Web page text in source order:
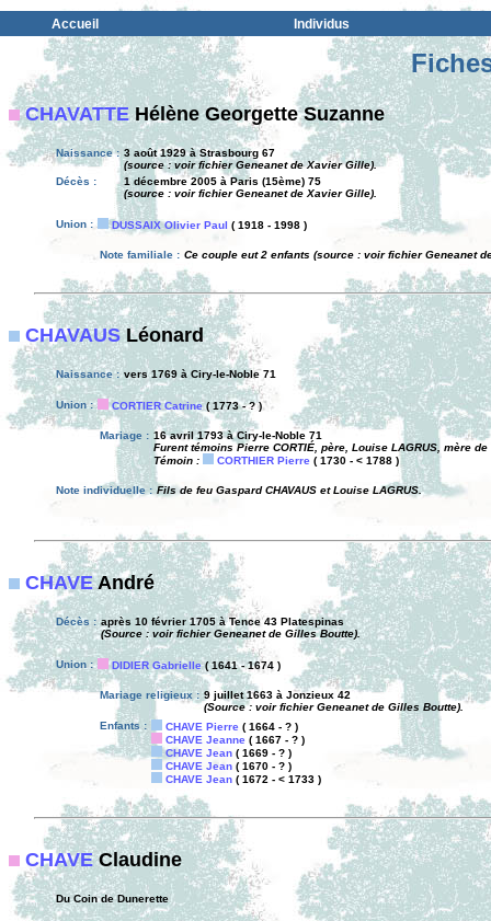
Accueil Individus
CHAVATTEHélène Georgette Suzanne
Naissance : 3 août 1929 à Strasbourg 67
(source : voir fichier Geneanet de Xavier Gille).
Décès :
1 décembre 2005 à Paris (15ème) 75
(source : voir fichier Geneanet de Xavier Gille).
Union : DUSSAIX Olivier Paul ( 1918 - 1998 )
Note familiale : Ce couple eut 2 enfants (source : voir fichier Geneanet
CHAVAUSLéonard
Naissance : vers 1769 à Ciry-le-Noble 71
Union : CORTIER Catrine( 1773 - ? )
Mariage : 16 avril 1793 à Ciry-le-Noble 71
Furent témoins Pierre CORTIÉ, père, Louise LAGRUS, mère
Témoin :
CORTHIER Pierre ( 1730 - < 1788 )
Note individuelle : Fils de feu Gaspard CHAVAUS et Louise LAGRUS.
CHAVEAndré
Décès : après 10 février 1705 à Tence 43 Platespinas
(Source : voir fichier Geneanet de Gilles Boutte).
Union : DIDIER Gabrielle( 1641 - 1674 )
Mariage religieux : 9 juillet 1663 à Jonzieux 42
(Source : voir fichier Geneanet de Gilles Boutte).
Enfants :
CHAVE Pierre ( 1664 - ? )
CHAVE Jeanne ( 1667 - ? )
CHAVE Jean ( 1669 - ? )
CHAVE Jean ( 1670 - ? )
CHAVE Jean ( 1672 - < 1733 )
CHAVEClaudine
Du Coin de Dunerette